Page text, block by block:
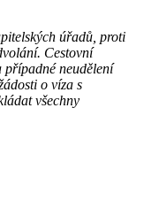
úřadů, proti
Cestovní
případné neudělení
o víza s
všechny